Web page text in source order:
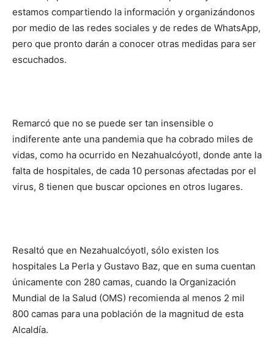
estamos compartiendo la información y organizándonos
por medio de las redes sociales y de redes de WhatsApp,
pero que pronto darán a conocer otras medidas para ser
escuchados.
Remarcó que no se puede ser tan insensible o
indiferente ante una pandemia que ha cobrado miles de
vidas, como ha ocurrido en Nezahualcóyotl, donde ante la
falta de hospitales, de cada 10 personas afectadas por el
virus, 8 tienen que buscar opciones en otros lugares.
Resaltó que en Nezahualcóyotl, sólo existen los
hospitales La Perla y Gustavo Baz, que en suma cuentan
únicamente con 280 camas, cuando la Organización
Mundial de la Salud (OMS) recomienda al menos 2 mil
800 camas para una población de la magnitud de esta
Alcaldía.